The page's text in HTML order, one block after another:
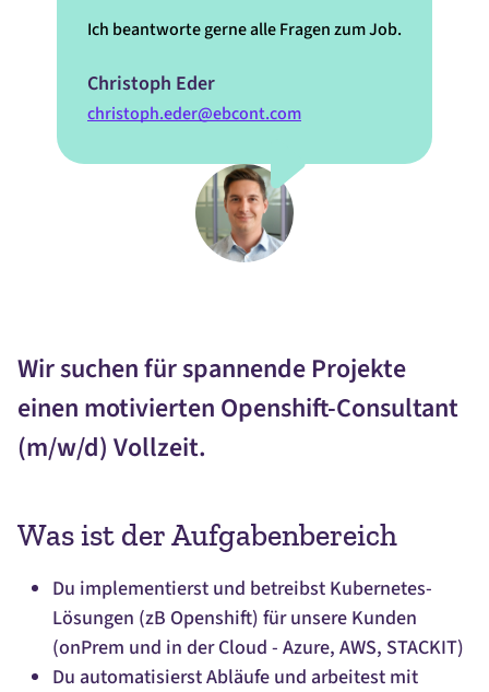
Ich beantworte gerne alle Fragen zum Job.
Christoph Eder
christoph.eder@ebcont.com
Wir suchen für spannende Projekte
einen motivierten Openshift-Consultant
(m/w/d) Vollzeit.
Was ist der Aufgabenbereich
Du implementierst und betreibst Kubernetes-
Lösungen (zB Openshift) für unsere Kunden
(onPrem und in der Cloud - Azure, AWS, STACKIT)
Du automatisierst Abläufe und arbeitest mit